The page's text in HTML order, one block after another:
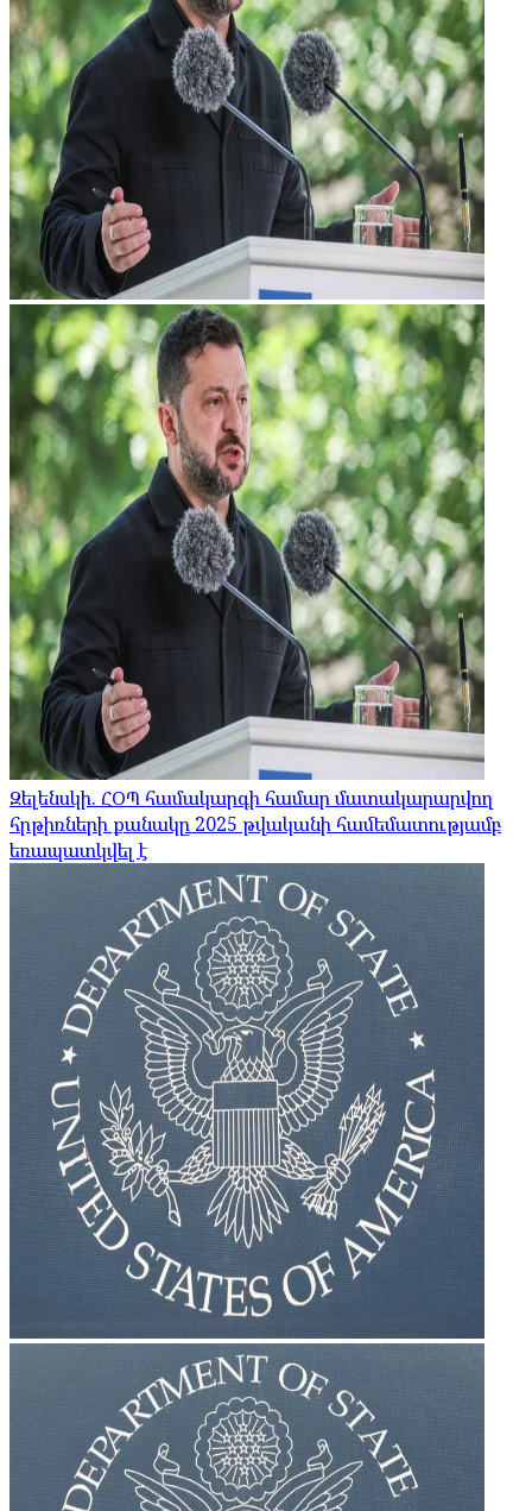
Զելենսկի. ՀՕՊ համակարգի համար մատակարարվող
հրթիռների քանակը 2025 թվականի համեմատությամբ
եռապատկվել է